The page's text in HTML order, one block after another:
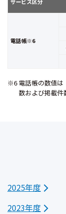
電話帳※6
※6 電話帳の数値は
数および掲載件
2025年度
2023年度